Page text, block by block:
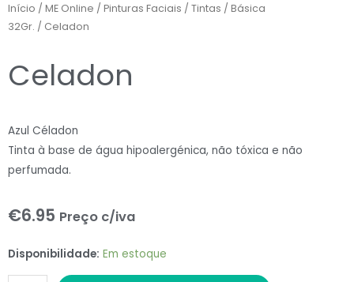
Início / ME Online / Pinturas Faciais / Tintas / Básica
32Gr. / Celadon
Celadon
Azul Céladon
Tinta à base de água hipoalergénica, não tóxica e não
perfumada.
€6.95 Preço c/iva
Disponibilidade: Em estoque
Celadon
quantidade